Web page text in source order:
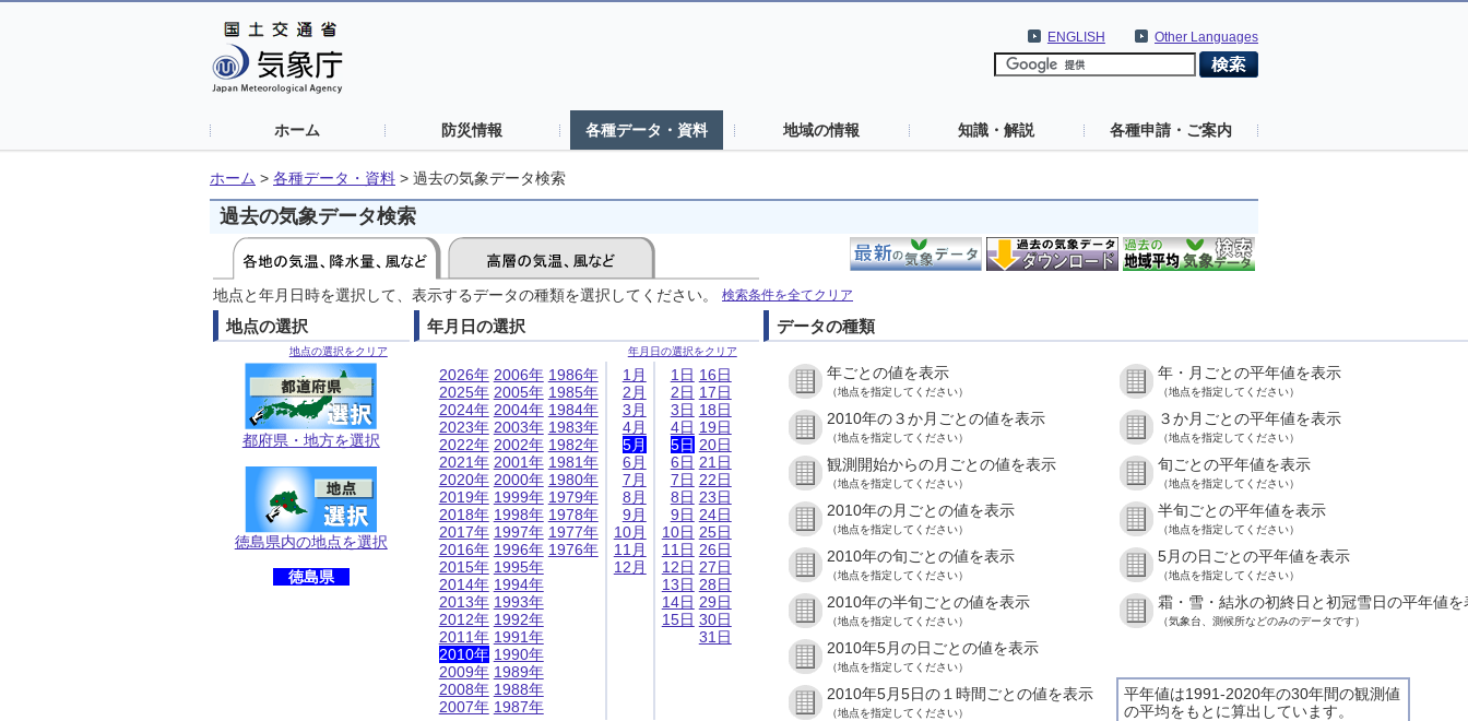
Other Languages
ENGLISH
ホーム 防災情報 各種データ・資料 地域の情報 知識・解説 各種申請・ご案内
ホーム > 各種データ・資料 > 過去の気象データ検索
過去の気象データ検索
地点と年月日時を選択して、表示するデータの種類を選択してください。 検索条件を全てクリア
地点の選択
地点の選択をクリア
都府県・地方を選択
徳島県内の地点を選択
徳島県
年月日の選択
年月日の選択をクリア
2026年
2025年
2024年
2023年
2022年
2021年
2020年
2019年
2018年
2017年
2016年
2015年
2014年
2013年
2012年
2011年
2010年
2009年
2008年
2007年
2006年
2005年
2004年
2003年
2002年
2001年
2000年
1999年
1998年
1997年
1996年
1995年
1994年
1993年
1992年
1991年
1990年
1989年
1988年
1987年
1986年
1985年
1984年
1983年
1982年
1981年
1980年
1979年
1978年
1977年
1976年
1月
2月
3月
4月
5月
6月
7月
8月
9月
10月
11月
12月
1日
2日
3日
4日
5日
6日
7日
8日
9日
10日
11日
12日
13日
14日
15日
16日
17日
18日
19日
20日
21日
22日
23日
24日
25日
26日
27日
28日
29日
30日
31日
データの種類
年ごとの値を表示
（地点を指定してください）
年・月ごとの平年値を表示
（地点を指定してください）
2010年の３か月ごとの値を表示
（地点を指定してください）
３か月ごとの平年値を表示
（地点を指定してください）
観測開始からの月ごとの値を表示
（地点を指定してください）
旬ごとの平年値を表示
（地点を指定してください）
2010年の月ごとの値を表示
（地点を指定してください）
半旬ごとの平年値を表示
（地点を指定してください）
2010年の旬ごとの値を表示
（地点を指定してください）
5月の日ごとの平年値を表示
（地点を指定してください）
2010年の半旬ごとの値を表示
（地点を指定してください）
霜・雪・結氷の初終日と初冠雪日の平年値を
（気象台、測候所などのみのデータです）
2010年5月の日ごとの値を表示
（地点を指定してください）
平年値は1991-2020年の30年間の観測値
の平均をもとに算出しています。
2010年5月5日の１時間ごとの値を表示
（地点を指定してください）